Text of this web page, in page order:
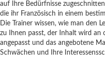
Englisch
Italienisch
Bildungsurlaub
auf Ihre Bedürfnisse
die ihr Französisch in einem
Die Trainer wissen, wie man den
zu Ihnen passt, der Inhalt wird an
angepasst und das angebotene
Schwächen und Ihre